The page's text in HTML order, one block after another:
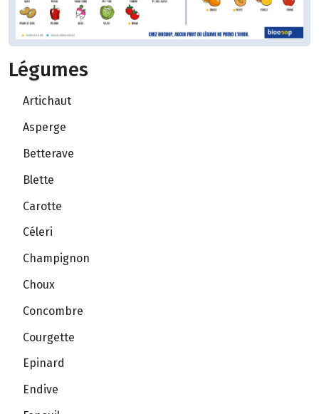
Légumes
Artichaut
Asperge
Betterave
Blette
Carotte
Céleri
Champignon
Choux
Concombre
Courgette
Epinard
Endive